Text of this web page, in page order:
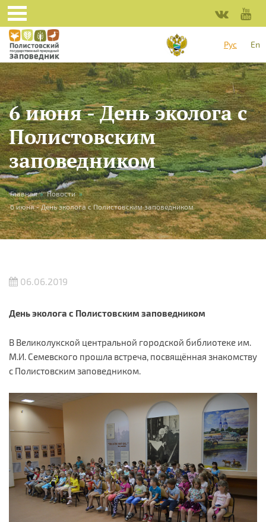
Перейти к основному содержанию
Рус
En
6 июня - День эколога с
Полистовским
заповедником
Вы здесь
Главная » Новости »
6 июня - День эколога с Полистовским заповедником
06.06.2019
День эколога с Полистовским заповедником
В Великолукской центральной городской библиотеке им.
М.И. Семевского прошла встреча, посвящённая знакомству
с Полистовским заповедником.